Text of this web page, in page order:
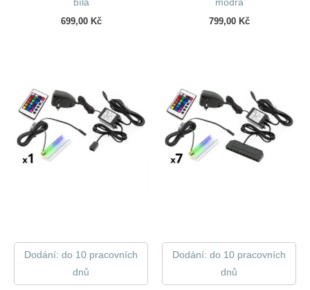
699,00 Kč 799,00 Kč
Dodání: do 10 pracovních
dnů
Dodání: do 10 pracovních
dnů